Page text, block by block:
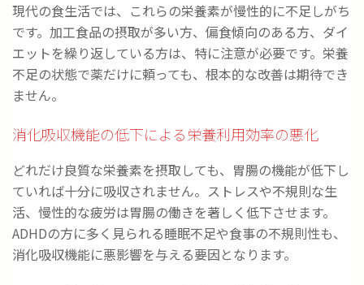
現代の食生活では、これらの栄養素が慢性的に不足しがち
です。加工食品の摂取が多い方、偏食傾向のある方、ダイ
エットを繰り返している方は、特に注意が必要です。栄養
不足の状態で薬だけに頼っても、根本的な改善は期待でき
ません。
消化吸収機能の低下による栄養利用効率の悪化
どれだけ良質な栄養素を摂取しても、胃腸の機能が低下し
ていれば十分に吸収されません。ストレスや不規則な生
活、慢性的な疲労は胃腸の働きを著しく低下させます。
ADHDの方に多く見られる睡眠不足や食事の不規則性も、
消化吸収機能に悪影響を与える要因となります。